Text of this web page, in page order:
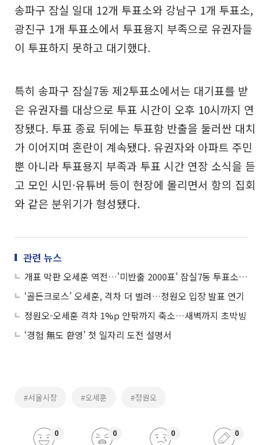
송파구 잠실 일대 12개 투표소와 강남구 1개 투표소,
광진구 1개 투표소에서 투표용지 부족으로 유권자들
이 투표하지 못하고 대기했다.
특히 송파구 잠실7동 제2투표소에서는 대기표를 받
은 유권자를 대상으로 투표 시간이 오후 10시까지 연
장됐다. 투표 종료 뒤에는 투표함 반출을 둘러싼 대치
가 이어지며 혼란이 계속됐다. 유권자와 아파트 주민
뿐 아니라 투표용지 부족과 투표 시간 연장 소식을 듣
고 모인 시민·유튜버 등이 현장에 몰리면서 항의 집회
와 같은 분위기가 형성됐다.
관련 뉴스
개표 막판 오세훈 역전…'미반출 2000표' 잠실7동 투표소 현장 모습
‘골든크로스’ 오세훈, 격차 더 벌려…정원오 입장 발표 연기
정원오-오세훈 격차 1%p 안팎까지 축소…새벽까지 초박빙
‘경험 無도 환영’ 첫 일자리 도전 설명서
#서울시장 #오세훈 #정원오
0 0 0 0